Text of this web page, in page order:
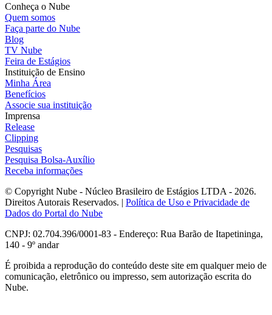
Conheça o Nube
Quem somos
Faça parte do Nube
Blog
TV Nube
Feira de Estágios
Instituição de Ensino
Minha Área
Benefícios
Associe sua instituição
Imprensa
Release
Clipping
Pesquisas
Pesquisa Bolsa-Auxílio
Receba informações
© Copyright Nube - Núcleo Brasileiro de Estágios LTDA - 2026.
Direitos Autorais Reservados. | Política de Uso e Privacidade de
Dados do Portal do Nube
CNPJ: 02.704.396/0001-83 - Endereço: Rua Barão de Itapetininga,
140 - 9º andar
É proibida a reprodução do conteúdo deste site em qualquer meio de
comunicação, eletrônico ou impresso, sem autorização escrita do
Nube.